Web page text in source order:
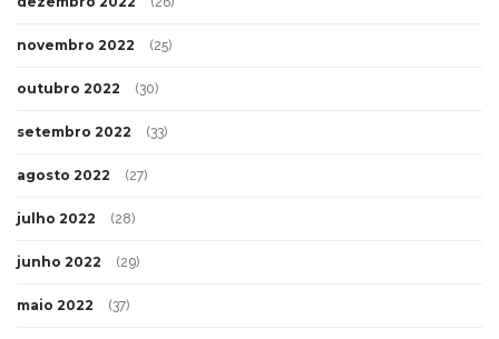
novembro 2022 (25)
outubro 2022 (30)
setembro 2022 (33)
agosto 2022 (27)
julho 2022 (28)
junho 2022 (29)
maio 2022 (37)